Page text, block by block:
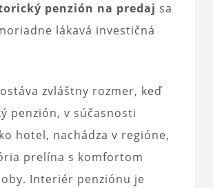
penzión na predaj sa
lákavá investičná
zvláštny rozmer, keď
penzión, v súčasnosti
hotel, nachádza v regióne,
prelína s komfortom
Interiér penziónu je